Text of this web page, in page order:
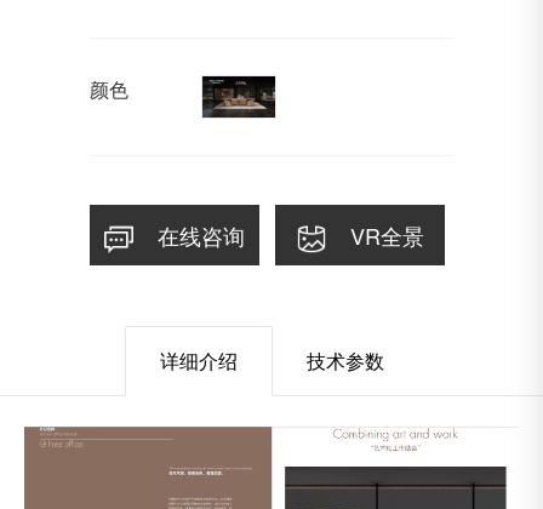
颜色
在线咨询 VR全景
详细介绍 技术参数